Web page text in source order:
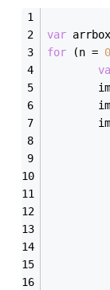
var
for (n = 0